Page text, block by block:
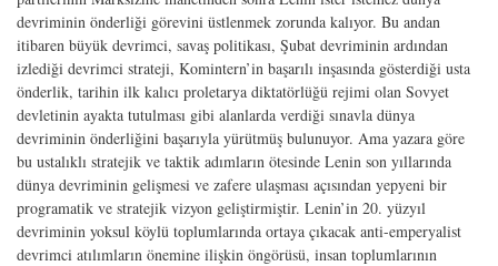
devriminin önderliği görevini üstlenmek zorunda kalıyor. Bu andan
itibaren büyük devrimci, savaş politikası, Şubat devriminin ardından
izlediği devrimci strateji, Komintern’in başarılı inşasında gösterdiği usta
önderlik, tarihin ilk kalıcı proletarya diktatörlüğü rejimi olan Sovyet
devletinin ayakta tutulması gibi alanlarda verdiği sınavla dünya
devriminin önderliğini başarıyla yürütmüş bulunuyor. Ama yazara göre
bu ustalıklı stratejik ve taktik adımların ötesinde Lenin son yıllarında
dünya devriminin gelişmesi ve zafere ulaşması açısından yepyeni bir
programatik ve stratejik vizyon geliştirmiştir. Lenin’in 20. yüzyıl
devriminin yoksul köylü toplumlarında ortaya çıkacak anti-emperyalist
devrimci atılımların önemine ilişkin öngörüsü, insan toplumlarının